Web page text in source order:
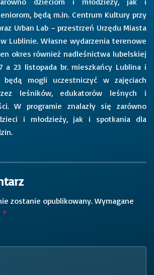
będą m.in. Centrum Kultury przy
Urban Lab – przestrzeń Urzędu Miasta
Lublinie. Własne wydarzenia terenowe
okres również nadleśnictwa lubelskiej
a 23 listopada br. mieszkańcy Lublina i
będą mogli uczestniczyć w zajęciach
leśników, edukatorów leśnych i
W programie znalazły się zarówno
i młodzieży, jak i spotkania dla
zostanie opublikowany. Wymagane
*